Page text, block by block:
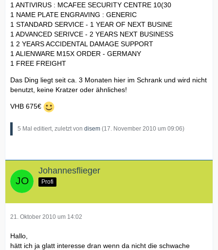
1 ANTIVIRUS : MCAFEE SECURITY CENTRE 10(30
1 NAME PLATE ENGRAVING : GENERIC
1 STANDARD SERVICE - 1 YEAR OF NEXT BUSINE
1 ADVANCED SERIVCE - 2 YEARS NEXT BUSINESS
1 2 YEARS ACCIDENTAL DAMAGE SUPPORT
1 ALIENWARE M15X ORDER - GERMANY
1 FREE FREIGHT
Das Ding liegt seit ca. 3 Monaten hier im Schrank und wird nicht
benutzt, keine Kratzer oder ähnliches!
VHB 675€
5 Mal editiert, zuletzt von disem (17. November 2010 um 09:06)
Johannesflieger
Profi
21. Oktober 2010 um 14:02
Hallo,
hätt ich ja glatt interesse dran wenn da nicht die schwache